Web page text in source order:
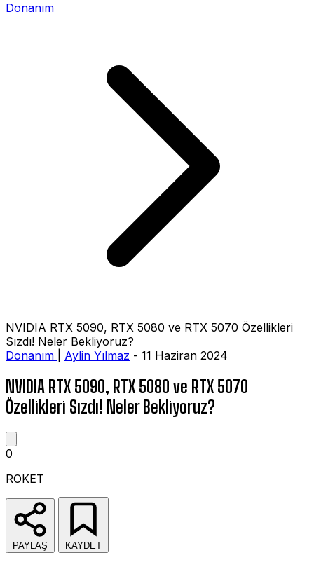
Donanım
NVIDIA RTX 5090, RTX 5080 ve RTX 5070 Özellikleri
Sızdı! Neler Bekliyoruz?
Donanım
Aylin Yılmaz - 11 Haziran 2024
NVIDIA RTX 5090, RTX 5080 ve RTX 5070
Özellikleri Sızdı! Neler Bekliyoruz?
0
ROKET
PAYLAŞ KAYDET